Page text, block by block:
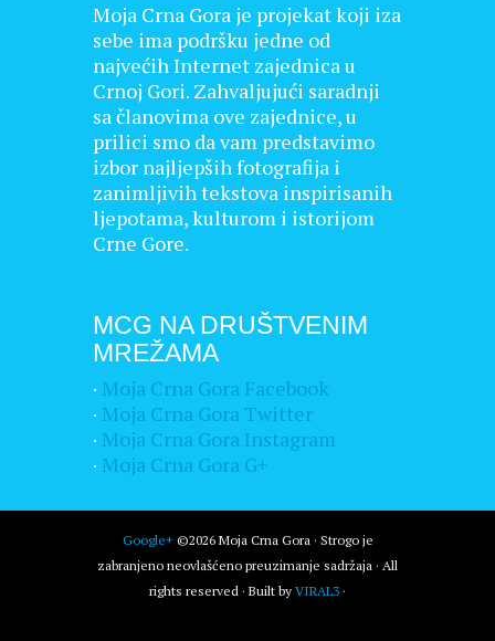
Moja Crna Gora je projekat koji iza
sebe ima podršku jedne od
najvećih Internet zajednica u
Crnoj Gori. Zahvaljujući saradnji
sa članovima ove zajednice, u
prilici smo da vam predstavimo
izbor najljepših fotografija i
zanimljivih tekstova inspirisanih
ljepotama, kulturom i istorijom
Crne Gore.
MCG NA DRUŠTVENIM
MREŽAMA
· Moja Crna Gora Facebook
· Moja Crna Gora Twitter
· Moja Crna Gora Instagram
· Moja Crna Gora G+
Google+©2026 Moja Crna Gora · Strogo je
zabranjeno neovlašćeno preuzimanje sadržaja · All
rights reserved · Built by VIRAL3 ·